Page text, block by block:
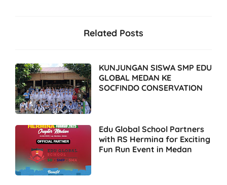
Related Posts
KUNJUNGAN SISWA SMP EDU
GLOBAL MEDAN KE
SOCFINDO CONSERVATION
Edu Global School Partners
with RS Hermina for Exciting
Fun Run Event in Medan